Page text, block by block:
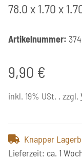
78.0 x 1.70 x
Artikelnummer:
9,90 €
inkl. 19% USt. , zzgl.
Knapper
Lieferzeit: ca. 1